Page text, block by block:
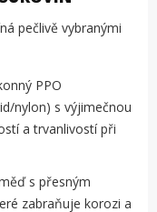
pečlivě vybranými
PPO
nylon) s výjimečnou
a trvanlivostí při
s přesným
zabraňuje korozi a